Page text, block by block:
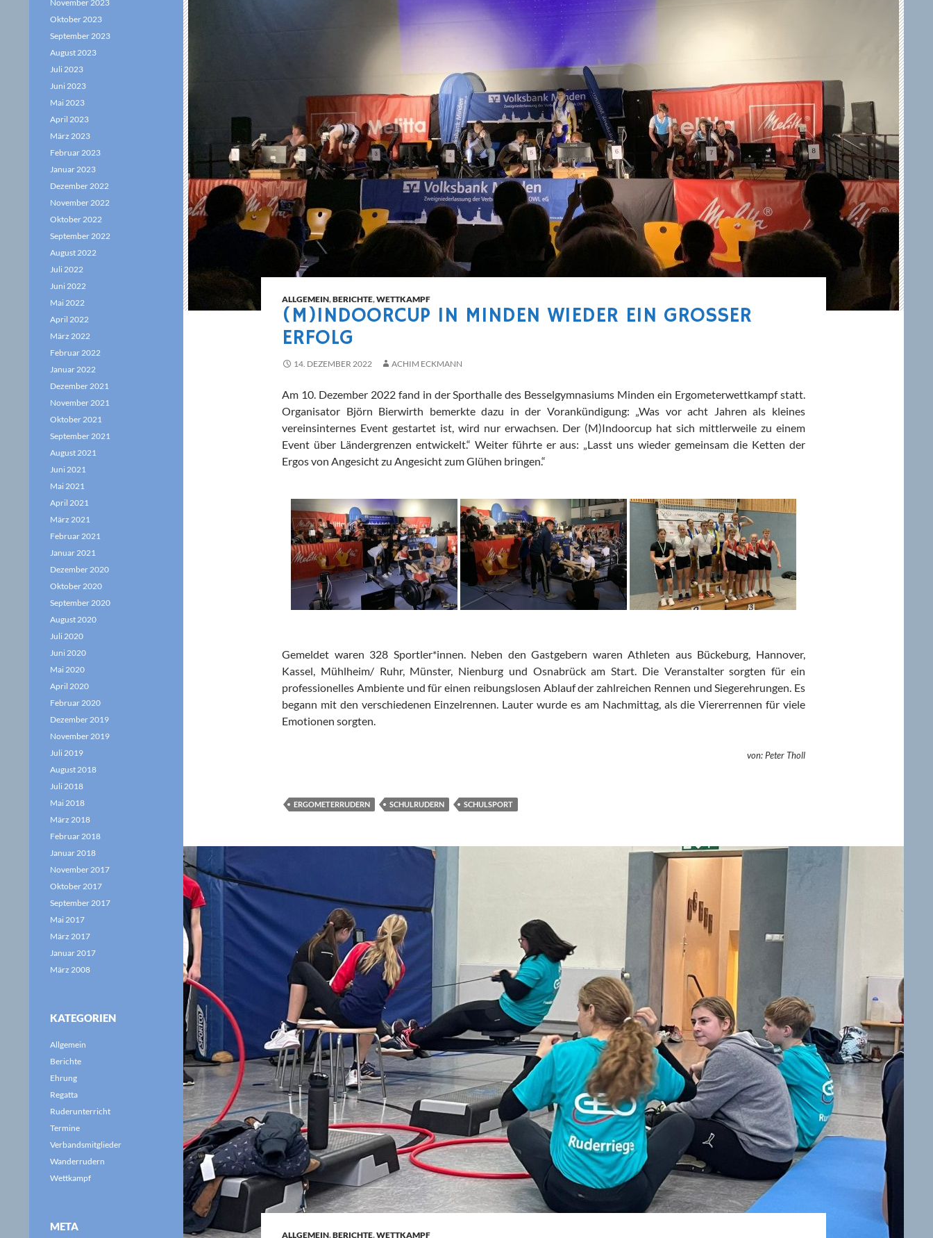
ALLGEMEIN,BERICHTE,WETTKAMPF
(M)INDOORCUP IN MINDEN WIEDER EIN GROSSER E
RFOLG
14. DEZEMBER 2022 ACHIM ECKMANN
Am 10. Dezember 2022 fand in der Sporthalle des Besselgymnasiums Minden ein Ergometerwettkampf statt.
Organisator Björn Bierwirth bemerkte dazu in der Vorankündigung: „Was vor acht Jahren als kleines
vereinsinternes Event gestartet ist, wird nur erwachsen. Der (M)Indoorcup hat sich mittlerweile zu einem
Event über Ländergrenzen entwickelt.“ Weiter führte er aus: „Lasst uns wieder gemeinsam die Ketten der
Ergos von Angesicht zu Angesicht zum Glühen bringen.“
Gemeldet waren 328 Sportler*innen. Neben den Gastgebern waren Athleten aus Bückeburg, Hannover,
Kassel, Mühlheim/ Ruhr, Münster, Nienburg und Osnabrück am Start. Die Veranstalter sorgten für ein
professionelles Ambiente und für einen reibungslosen Ablauf der zahlreichen Rennen und Siegerehrungen. Es
begann mit den verschiedenen Einzelrennen. Lauter wurde es am Nachmittag, als die Viererrennen für viele
Emotionen sorgten.
von: Peter Tholl
ERGOMETERRUDERN SCHULRUDERN SCHULSPORT
ALLGEMEIN,BERICHTE,WETTKAMPF
November 2023
Oktober 2023
September 2023
August 2023
Juli 2023
Juni 2023
Mai 2023
April 2023
März 2023
Februar 2023
Januar 2023
Dezember 2022
November 2022
Oktober 2022
September 2022
August 2022
Juli 2022
Juni 2022
Mai 2022
April 2022
März 2022
Februar 2022
Januar 2022
Dezember 2021
November 2021
Oktober 2021
September 2021
August 2021
Juni 2021
Mai 2021
April 2021
März 2021
Februar 2021
Januar 2021
Dezember 2020
Oktober 2020
September 2020
August 2020
Juli 2020
Juni 2020
Mai 2020
April 2020
Februar 2020
Dezember 2019
November 2019
Juli 2019
August 2018
Juli 2018
Mai 2018
März 2018
Februar 2018
Januar 2018
November 2017
Oktober 2017
September 2017
Mai 2017
März 2017
Januar 2017
März 2008
KATEGORIEN
Allgemein
Berichte
Ehrung
Regatta
Ruderunterricht
Termine
Verbandsmitglieder
Wanderrudern
Wettkampf
META